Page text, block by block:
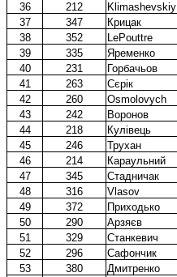
36
212 Klimashevskiy
37
347 Крицак
38
352 LePouttre
39
335 Яременко
40
231 Горбачьов
41
263 Сєрік
42
260 Osmolovych
43
242 Воронов
44
218 Кулівець
45
246 Трухан
46
214 Караульний
47
345 Стадничак
48
316 Vlasov
49
372 Приходько
50
290 Арзяєв
51
329 Станкевич
52
296 Сафончик
53
380 Дмитренко